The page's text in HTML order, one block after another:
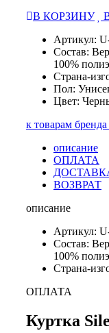
В КОРЗИНУ
Артикул:
Состав:
100%
Страна-
Пол:
Цвет:
к товарам
описание
ОПЛАТА
ВОЗВРАТ
описание
Артикул:
Состав:
100%
Страна-
ОПЛАТА
Куртка